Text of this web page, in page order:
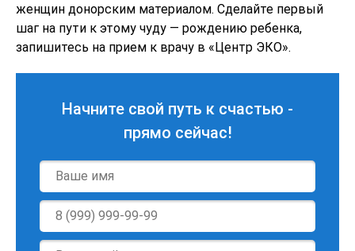
женщин донорским материалом. Сделайте первый
шаг на пути к этому чуду — рождению ребенка,
запишитесь на прием к врачу в «Центр ЭКО».
Начните свой путь к счастью -
прямо сейчас!
Имя
*
Телефон
*